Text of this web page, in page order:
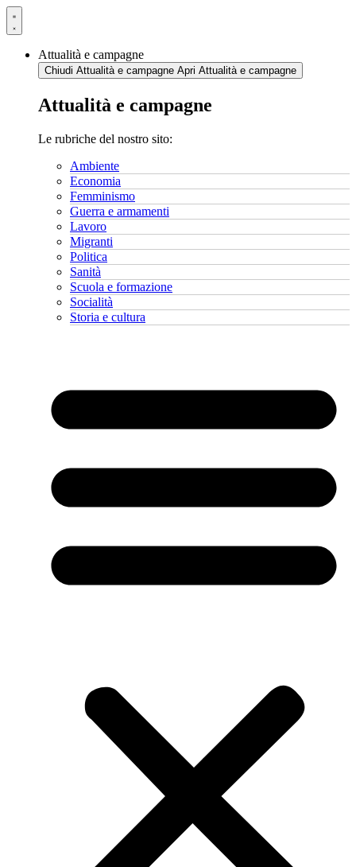
Vai
al
Attualità e campagne
Chiudi Attualità e campagne Apri Attualità e campagne
Attualità e campagne
Le rubriche del nostro sito:
Ambiente
Economia
Femminismo
Guerra e armamenti
Lavoro
Migranti
Politica
Sanità
Scuola e formazione
Socialità
Storia e cultura